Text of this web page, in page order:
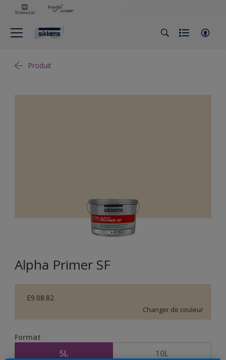
Produit
Alpha Primer SF
E9.08.82
Changer de couleur
Format
5L 10L